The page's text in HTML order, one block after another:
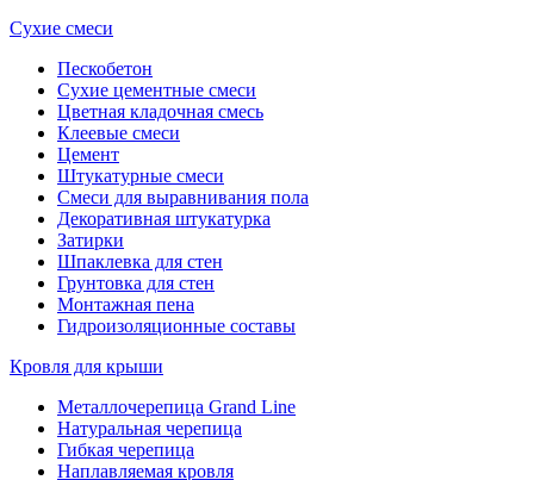
Сухие смеси
Пескобетон
Сухие цементные смеси
Цветная кладочная смесь
Клеевые смеси
Цемент
Штукатурные смеси
Смеси для выравнивания пола
Декоративная штукатурка
Затирки
Шпаклевка для стен
Грунтовка для стен
Монтажная пена
Гидроизоляционные составы
Кровля для крыши
Металлочерепица Grand Line
Натуральная черепица
Гибкая черепица
Наплавляемая кровля